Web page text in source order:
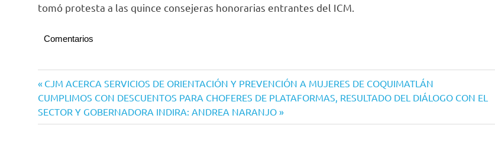
tomó protesta a las quince consejeras honorarias entrantes del ICM.
Comentarios
Navegación
de
entradas
Entrada
anterior:
CJM ACERCA SERVICIOS DE ORIENTACIÓN Y PREVENCIÓN A MUJERES DE COQUIMATLÁN
Siguiente
entrada:
CUMPLIMOS CON DESCUENTOS PARA CHOFERES DE PLATAFORMAS, RESULTADO DEL DIÁLOGO CON EL
SECTOR Y GOBERNADORA INDIRA: ANDREA NARANJO